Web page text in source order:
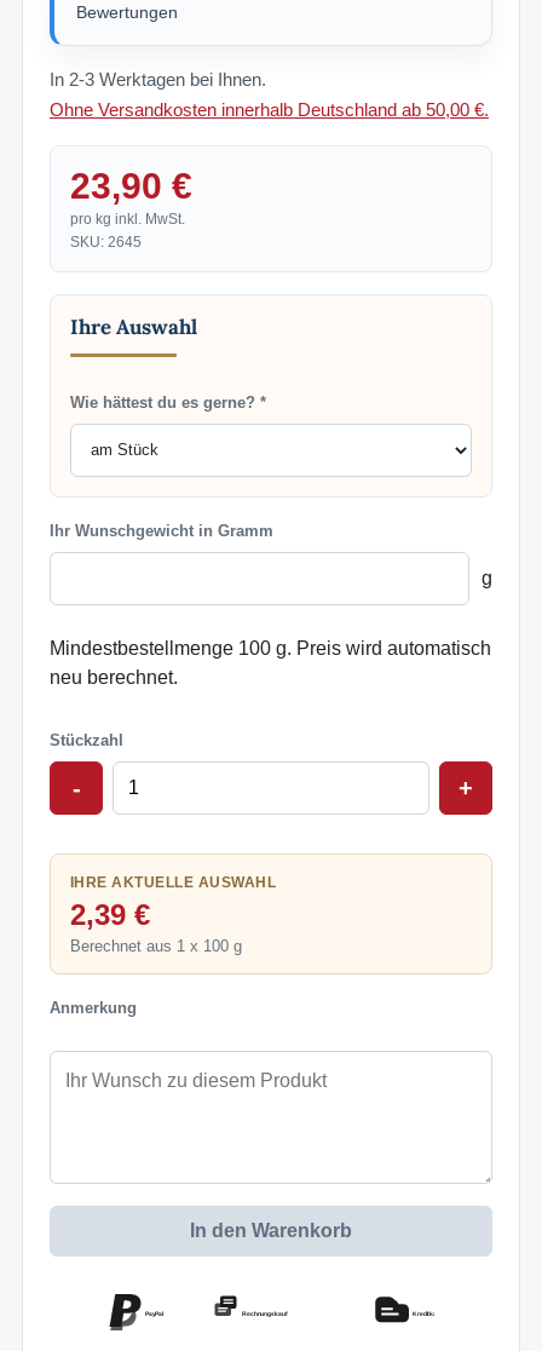
Bewertungen
In 2-3 Werktagen bei Ihnen.
Ohne Versandkosten innerhalb Deutschland ab 50,00 €.
23,90 €
pro kg inkl. MwSt.
SKU: 2645
Ihre Auswahl
Wie hättest du es gerne? *
Ihr Wunschgewicht in Gramm
g
Mindestbestellmenge 100 g. Preis wird automatisch
neu berechnet.
Stückzahl
- +
IHRE AKTUELLE AUSWAHL
2,39 €
Berechnet aus 1 x 100 g
Anmerkung
In den Warenkorb
PayPal Rechnungskauf Kreditkarte